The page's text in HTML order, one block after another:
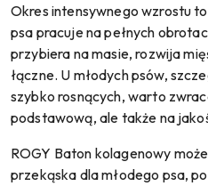
Okres intensywnego wzrostu
psa pracuje na pełnych
przybiera na masie, rozwija
łączne. U młodych psów,
szybko rosnących, warto
podstawową, ale także na
ROGY Baton kolagenowy
przekąska dla młodego psa,